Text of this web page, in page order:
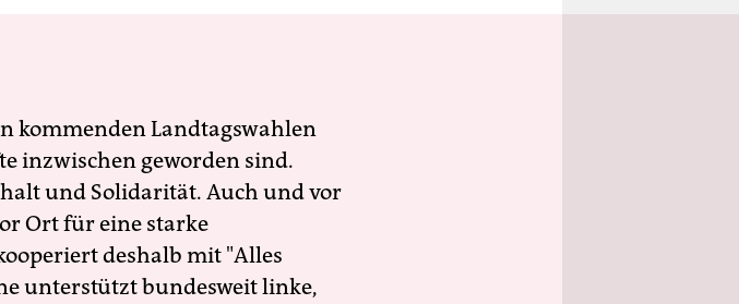
kommenden Landtagswahlen
inzwischen geworden sind.
und Solidarität. Auch und vor
Ort für eine starke
deshalb mit "Alles
unterstützt bundesweit linke,